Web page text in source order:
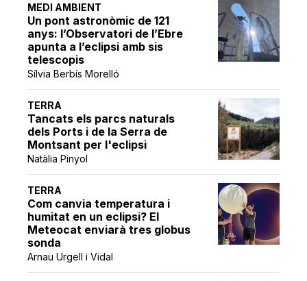
MEDI AMBIENT
Un pont astronòmic de 121
anys: l’Observatori de l’Ebre
apunta a l’eclipsi amb sis
telescopis
Sílvia Berbís Morelló
TERRA
Tancats els parcs naturals
dels Ports i de la Serra de
Montsant per l'eclipsi
Natàlia Pinyol
TERRA
Com canvia temperatura i
humitat en un eclipsi? El
Meteocat enviarà tres globus
sonda
Arnau Urgell i Vidal